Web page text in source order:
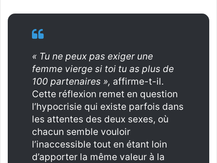
« Tu ne peux pas exiger une
femme vierge si toi tu as plus de
100 partenaires », affirme-t-il.
Cette réflexion remet en question
l’hypocrisie qui existe parfois dans
les attentes des deux sexes, où
chacun semble vouloir
l’inaccessible tout en étant loin
d’apporter la même valeur à la